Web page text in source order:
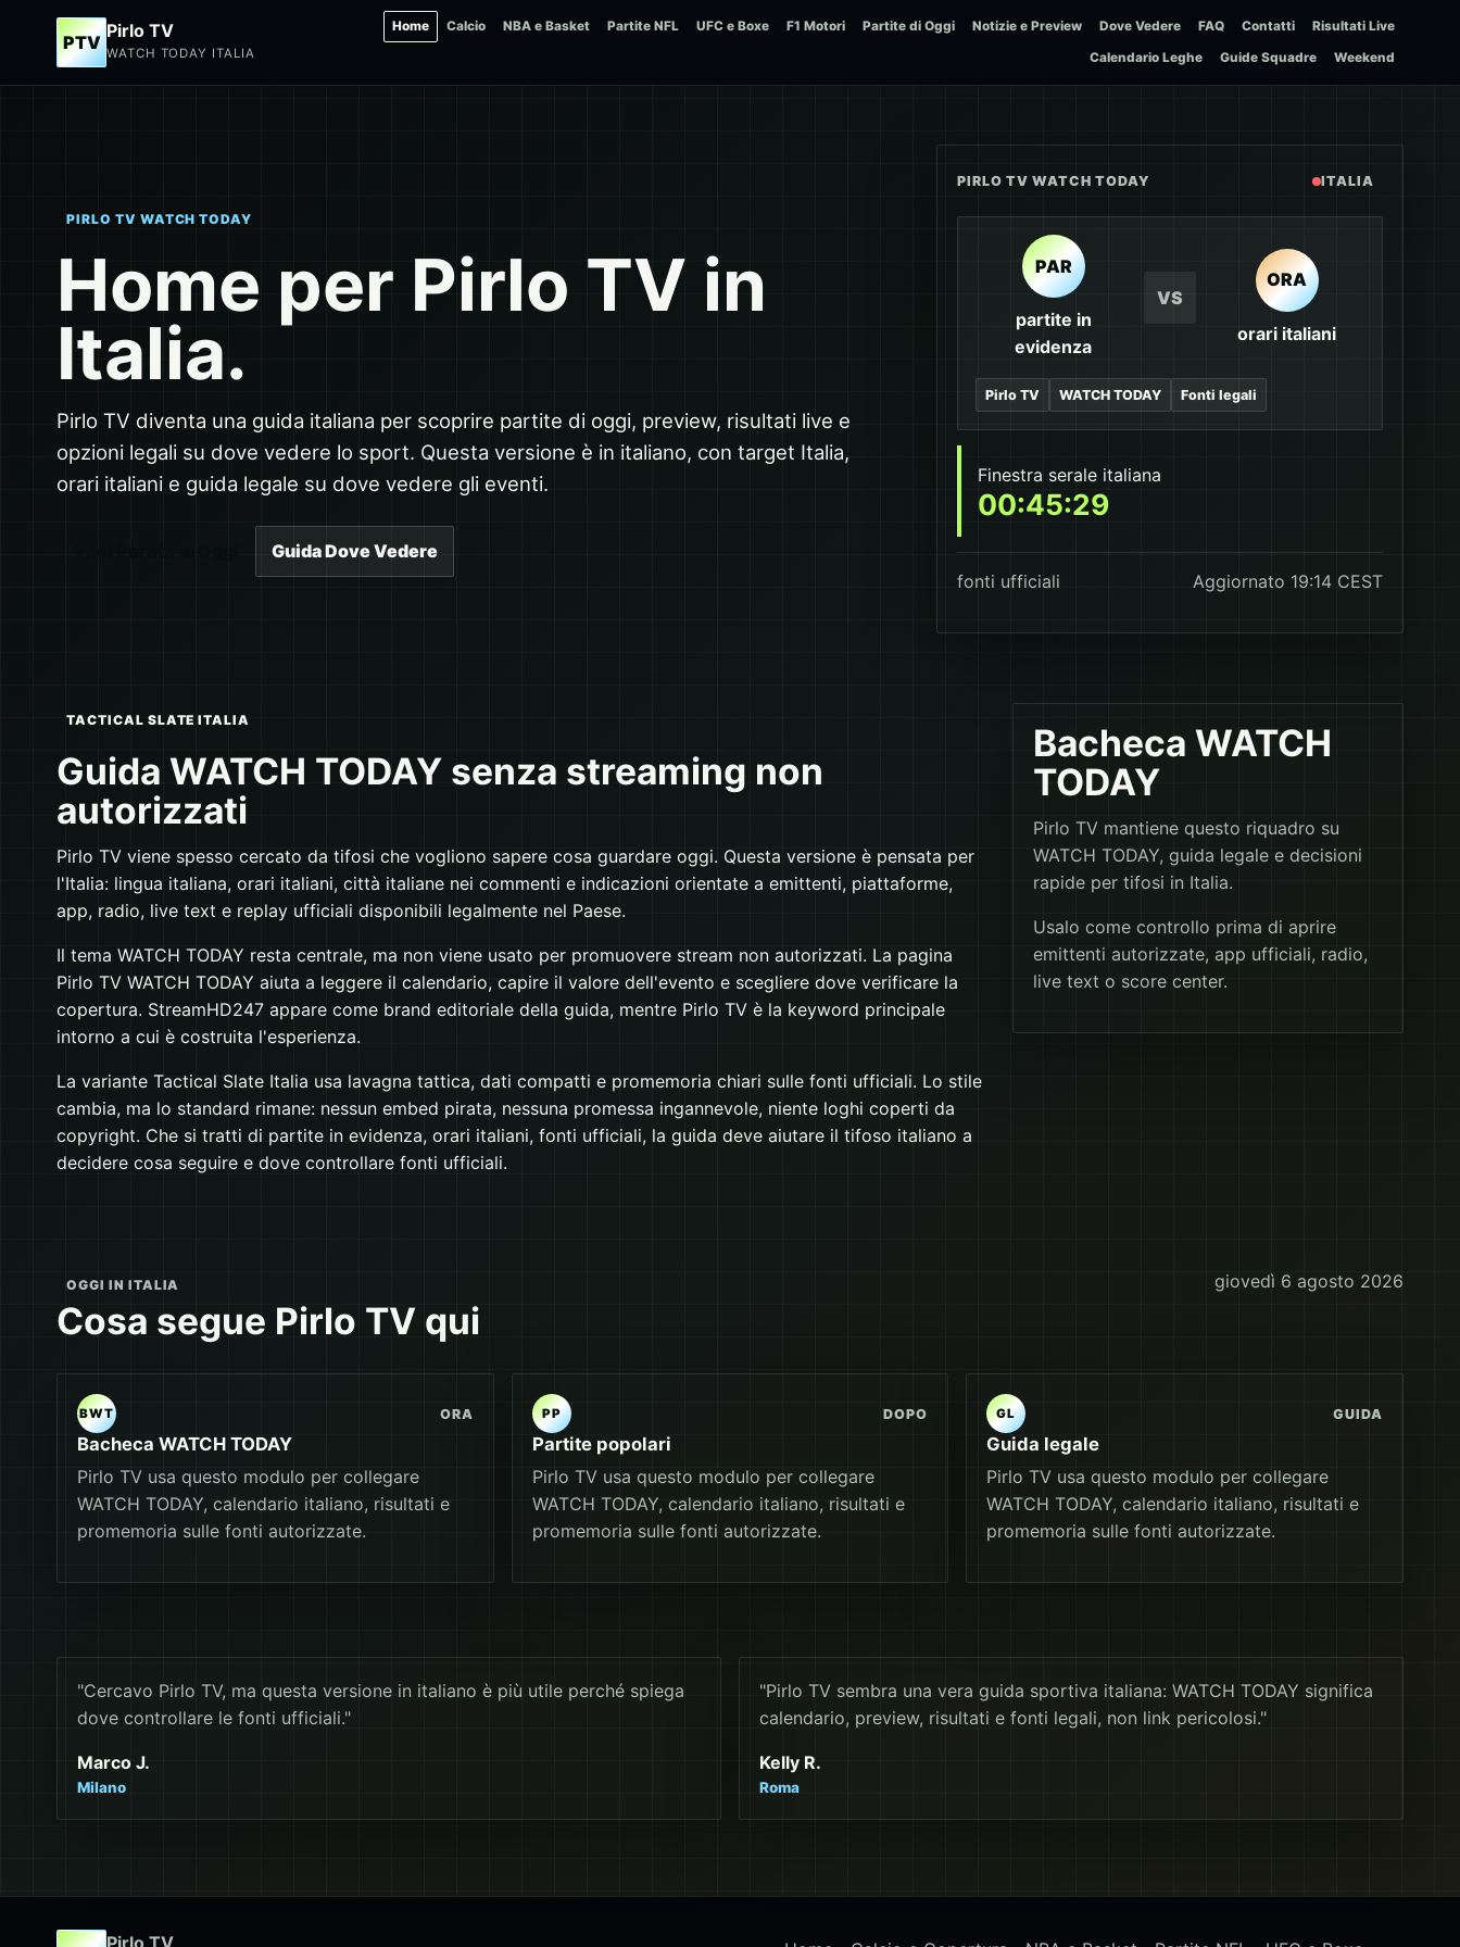
PTV
Pirlo TV
WATCH TODAY ITALIA
Home Calcio NBA e Basket Partite NFL UFC e Boxe F1 Motori Partite di Oggi Notizie e Preview Dove Vedere FAQ Contatti Risultati Live
Calendario Leghe Guide Squadre Weekend
PIRLO TV WATCH TODAY
Home per Pirlo TV in
Italia.
Pirlo TV diventa una guida italiana per scoprire partite di oggi, preview, risultati live e
opzioni legali su dove vedere lo sport. Questa versione è in italiano, con target Italia,
orari italiani e guida legale su dove vedere gli eventi.
Guida Dove Vedere
PIRLO TV WATCH TODAY ITALIA
PAR
partite in
evidenza
VS
ORA
orari italiani
Pirlo TV WATCH TODAY Fonti legali
Finestra serale italiana
00:45:29
fonti ufficiali Aggiornato 19:14 CEST
TACTICAL SLATE ITALIA
Guida WATCH TODAY senza streaming non
autorizzati
Pirlo TV viene spesso cercato da tifosi che vogliono sapere cosa guardare oggi. Questa versione è pensata per
l'Italia: lingua italiana, orari italiani, città italiane nei commenti e indicazioni orientate a emittenti, piattaforme,
app, radio, live text e replay ufficiali disponibili legalmente nel Paese.
Il tema WATCH TODAY resta centrale, ma non viene usato per promuovere stream non autorizzati. La pagina
Pirlo TV WATCH TODAY aiuta a leggere il calendario, capire il valore dell'evento e scegliere dove verificare la
copertura. StreamHD247 appare come brand editoriale della guida, mentre Pirlo TV è la keyword principale
intorno a cui è costruita l'esperienza.
La variante Tactical Slate Italia usa lavagna tattica, dati compatti e promemoria chiari sulle fonti ufficiali. Lo stile
cambia, ma lo standard rimane: nessun embed pirata, nessuna promessa ingannevole, niente loghi coperti da
copyright. Che si tratti di partite in evidenza, orari italiani, fonti ufficiali, la guida deve aiutare il tifoso italiano a
decidere cosa seguire e dove controllare fonti ufficiali.
Bacheca WATCH
TODAY
Pirlo TV mantiene questo riquadro su
WATCH TODAY, guida legale e decisioni
rapide per tifosi in Italia.
Usalo come controllo prima di aprire
emittenti autorizzate, app ufficiali, radio,
live text o score center.
OGGI IN ITALIA
Cosa segue Pirlo TV qui
giovedì 6 agosto 2026
BWT ORA
Bacheca WATCH TODAY
Pirlo TV usa questo modulo per collegare
WATCH TODAY, calendario italiano, risultati e
promemoria sulle fonti autorizzate.
PP DOPO
Partite popolari
Pirlo TV usa questo modulo per collegare
WATCH TODAY, calendario italiano, risultati e
promemoria sulle fonti autorizzate.
GL GUIDA
Guida legale
Pirlo TV usa questo modulo per collegare
WATCH TODAY, calendario italiano, risultati e
promemoria sulle fonti autorizzate.
"Cercavo Pirlo TV, ma questa versione in italiano è più utile perché spiega
dove controllare le fonti ufficiali."
Marco J.
Milano
"Pirlo TV sembra una vera guida sportiva italiana: WATCH TODAY significa
calendario, preview, risultati e fonti legali, non link pericolosi."
Kelly R.
Roma
Pirlo TV